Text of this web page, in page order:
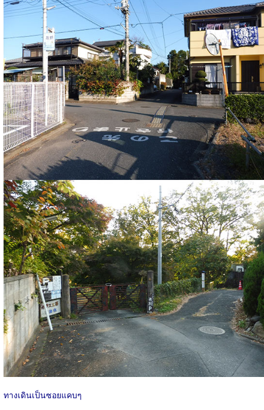
ทางเดินเป็นซอยแคบๆ